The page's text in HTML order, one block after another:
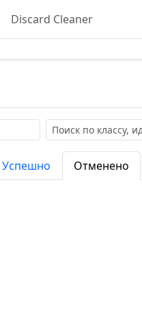
Discard Cleaner
Поиск
Успешно Отменено